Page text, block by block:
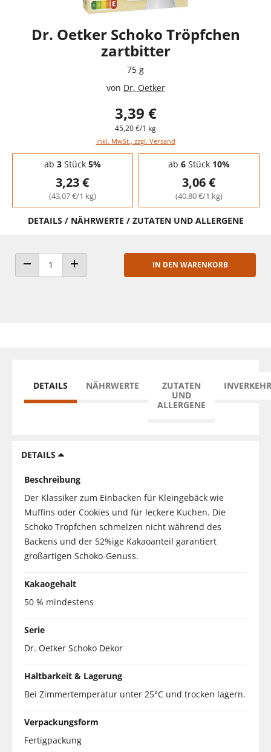
Dr. Oetker Schoko Tröpfchen
zartbitter
75 g
von Dr. Oetker
3,39 €
45,20 €/1 kg
inkl. MwSt., zzgl. Versand
Staffelpreise - Mengenrabatt
ab 3Stück 5%
3,23 €
(43,07 €/1 kg)
ab 6Stück 10%
3,06 €
(40,80 €/1 kg)
DETAILS / NÄHRWERTE / ZUTATEN UND ALLERGENE
ANZAHL VERRINGERNANZAHL ERHÖHEN
IN DEN WARENKORB
DETAILS NÄHRWERTE
ZUTATEN
UND
ALLERGENE
DETAILS
Beschreibung
Der Klassiker zum Einbacken für Kleingebäck wie
Muffins oder Cookies und für leckere Kuchen. Die
Schoko Tröpfchen schmelzen nicht während des
Backens und der 52%ige Kakaoanteil garantiert
großartigen Schoko-Genuss.
Kakaogehalt
50 % mindestens
Serie
Dr. Oetker Schoko Dekor
Haltbarkeit & Lagerung
Bei Zimmertemperatur unter 25°C und trocken lagern.
Verpackungsform
Fertigpackung